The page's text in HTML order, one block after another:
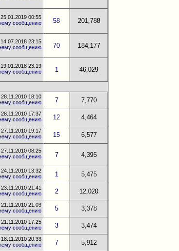
25.01.201900:55
58 201,788
14.07.201823:15
70 184,177
19.01.201823:19
1 46,029
28.11.2010 18:10
7
7,770
28.11.2010 17:37
12
4,464
27.11.2010 19:17
15
6,577
27.11.201008:25
7 4,395
24.11.2010 13:32
1
5,475
23.11.201021:41
2
12,020
21.11.201021:03
5
3,378
21.11.2010 17:25
3
3,474
18.11.201020:33
7
5,912